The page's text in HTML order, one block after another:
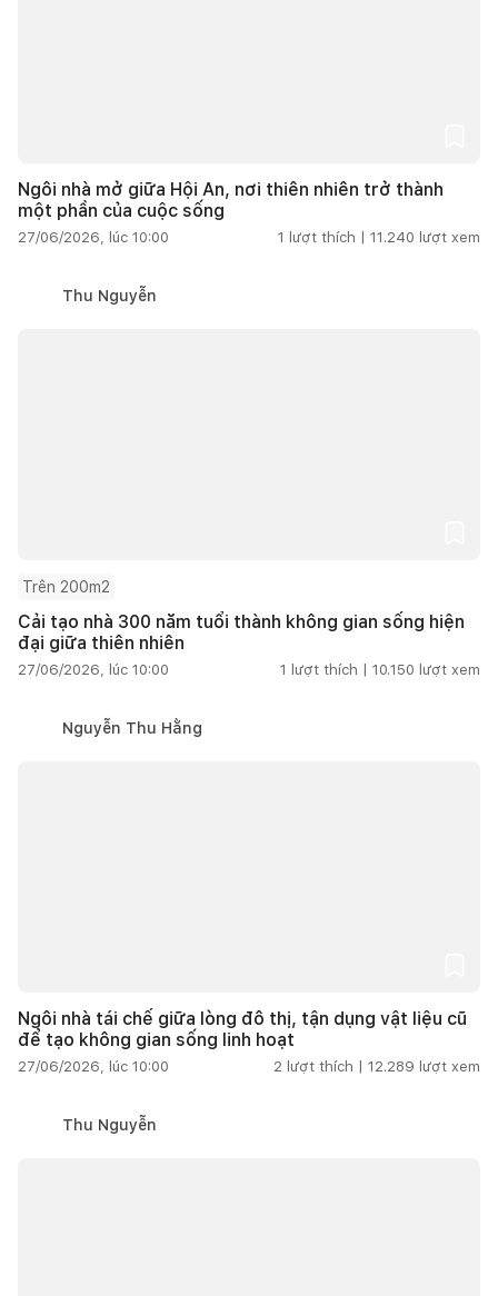
Ngôi nhà mở giữa Hội An, nơi thiên nhiên trở thành
một phần của cuộc sống
27/06/2026, lúc 10:00 1 lượt thích | 11.240 lượt xem
Thu Nguyễn
Trên 200m2
Cải tạo nhà 300 năm tuổi thành không gian sống hiện
đại giữa thiên nhiên
27/06/2026, lúc 10:00 1 lượt thích | 10.150 lượt xem
Nguyễn Thu Hằng
Ngôi nhà tái chế giữa lòng đô thị, tận dụng vật liệu cũ
để tạo không gian sống linh hoạt
27/06/2026, lúc 10:00 2 lượt thích | 12.289 lượt xem
Thu Nguyễn